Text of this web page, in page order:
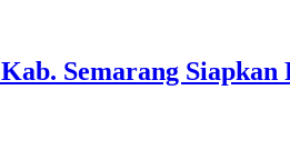
Semarang Siapkan